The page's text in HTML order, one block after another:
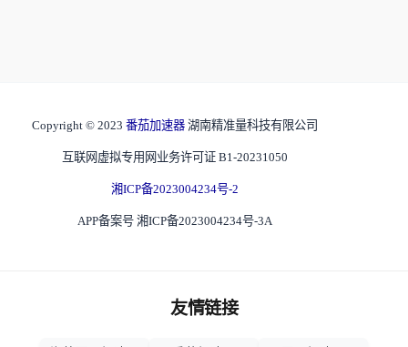
Copyright © 2023 番茄加速器 湖南精准量科技有限公司
互联网虚拟专用网业务许可证 B1-20231050
湘ICP备2023004234号-2
APP备案号 湘ICP备2023004234号-3A
友情链接